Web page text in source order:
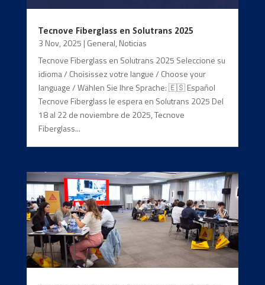
Tecnove Fiberglass en Solutrans 2025
3 Nov, 2025 | General, Noticias
Tecnove Fiberglass en Solutrans 2025 Seleccione su
idioma / Choisissez votre langue / Choose your
language / Wählen Sie Ihre Sprache: 🇪🇸 Español
Tecnove Fiberglass le espera en Solutrans 2025 Del
18 al 22 de noviembre de 2025, Tecnove
Fiberglass...